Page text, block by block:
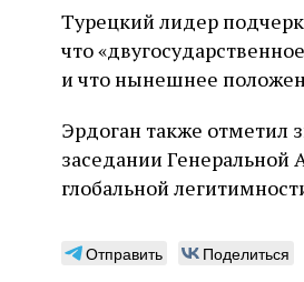
Турецкий лидер
что
и что нынешнее
Эрдоган также отметил
заседании
глобальной
Отправить Поделиться
и атомизмом, следует
достоверности
готовности искать и
Давид Б. Рудерман